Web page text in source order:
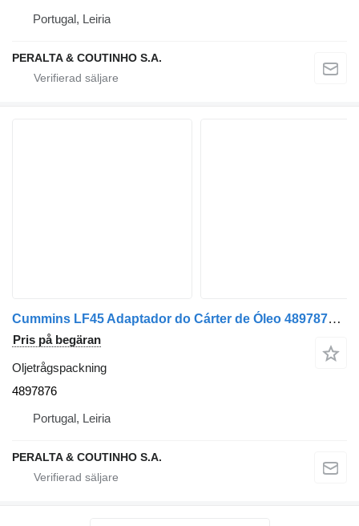
Portugal, Leiria
PERALTA & COUTINHO S.A.
Cummins LF45 Adaptador do Cárter de Óleo 4897876 oljetrågspackning till Cummins LF45 lastbil
Pris på begäran
Oljetrågspackning
4897876
Portugal, Leiria
PERALTA & COUTINHO S.A.